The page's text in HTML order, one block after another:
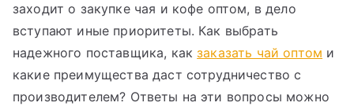
заходит о закупке чая и кофе оптом, в дело
вступают иные приоритеты. Как выбрать
надежного поставщика, какзаказать чай оптом и
какие преимущества даст сотрудничество с
производителем? Ответы на эти вопросы можно